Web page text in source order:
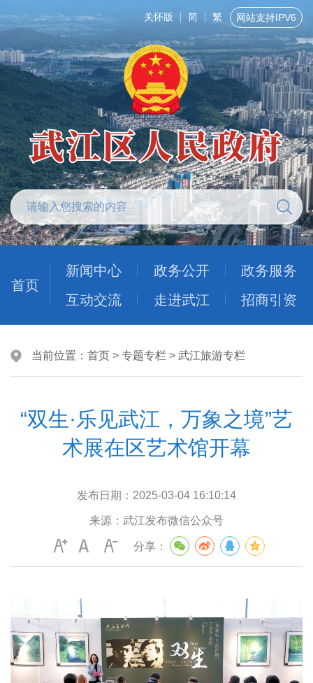
关怀版 简 繁 网站支持IPV6
首页
新闻中心 政务公开
政务服务
互动交流
走进武江 招商引资
当前位置： 首页 > 专题专栏 > 武江旅游专栏
“双生·乐见武江，万象之境”艺
术展在区艺术馆开幕
发布日期： 2025-03-04 16:10:14
来源： 武江发布微信公众号
分享：